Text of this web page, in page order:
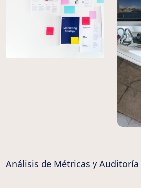
Análisis de Métricas y